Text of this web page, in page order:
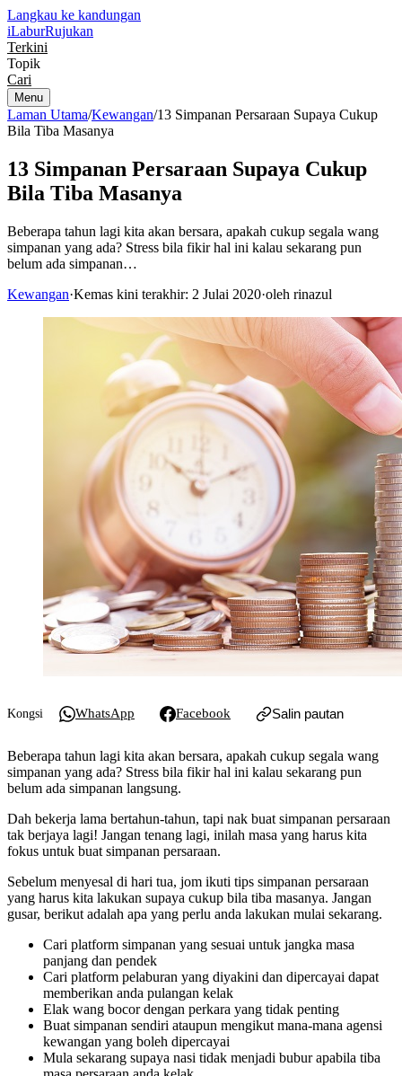
Langkau ke kandungan
iLaburRujukan
Terkini
Topik
Cari
Menu
Laman Utama/Kewangan/13 Simpanan Persaraan Supaya Cukup
Bila Tiba Masanya
13 Simpanan Persaraan Supaya Cukup
Bila Tiba Masanya
Beberapa tahun lagi kita akan bersara, apakah cukup segala wang
simpanan yang ada? Stress bila fikir hal ini kalau sekarang pun
belum ada simpanan…
Kewangan·Kemas kini terakhir: 2 Julai 2020·oleh rinazul
Kongsi WhatsApp Facebook Salin pautan
Beberapa tahun lagi kita akan bersara, apakah cukup segala wang
simpanan yang ada? Stress bila fikir hal ini kalau sekarang pun
belum ada simpanan langsung.
Dah bekerja lama bertahun-tahun, tapi nak buat simpanan persaraan
tak berjaya lagi! Jangan tenang lagi, inilah masa yang harus kita
fokus untuk buat simpanan persaraan.
Sebelum menyesal di hari tua, jom ikuti tips simpanan persaraan
yang harus kita lakukan supaya cukup bila tiba masanya. Jangan
gusar, berikut adalah apa yang perlu anda lakukan mulai sekarang.
Cari platform simpanan yang sesuai untuk jangka masa
panjang dan pendek
Cari platform pelaburan yang diyakini dan dipercayai dapat
memberikan anda pulangan kelak
Elak wang bocor dengan perkara yang tidak penting
Buat simpanan sendiri ataupun mengikut mana-mana agensi
kewangan yang boleh dipercayai
Mula sekarang supaya nasi tidak menjadi bubur apabila tiba